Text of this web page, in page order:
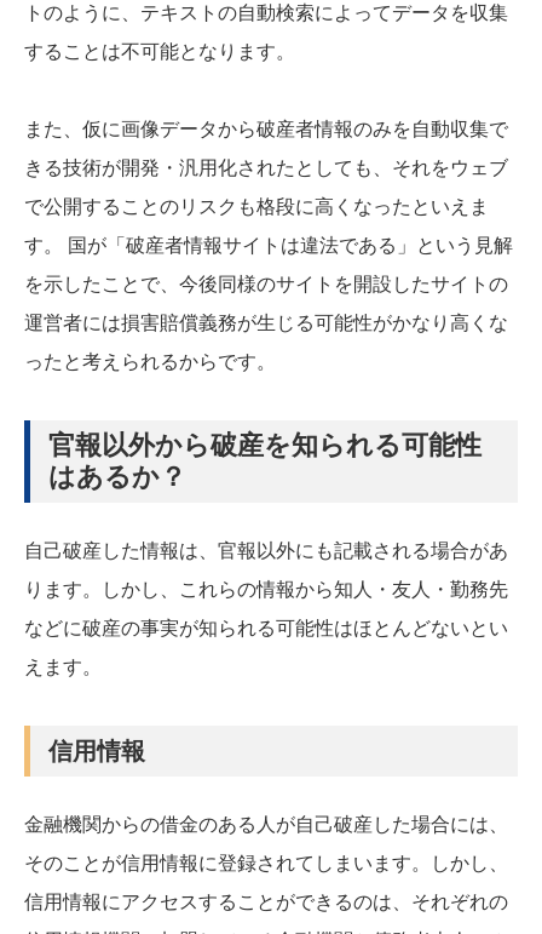
トのように、テキストの自動検索によってデータを収集
することは不可能となります。
また、仮に画像データから破産者情報のみを自動収集で
きる技術が開発・汎用化されたとしても、それをウェブ
で公開することのリスクも格段に高くなったといえま
す。 国が「破産者情報サイトは違法である」という見解
を示したことで、今後同様のサイトを開設したサイトの
運営者には損害賠償義務が生じる可能性がかなり高くな
ったと考えられるからです。
官報以外から破産を知られる可能性
はあるか？
自己破産した情報は、官報以外にも記載される場合があ
ります。しかし、これらの情報から知人・友人・勤務先
などに破産の事実が知られる可能性はほとんどないとい
えます。
信用情報
金融機関からの借金のある人が自己破産した場合には、
そのことが信用情報に登録されてしまいます。しかし、
信用情報にアクセスすることができるのは、それぞれの